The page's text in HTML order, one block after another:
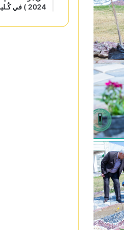
2024 ) في كُـلية ابن خلدون الجامعة